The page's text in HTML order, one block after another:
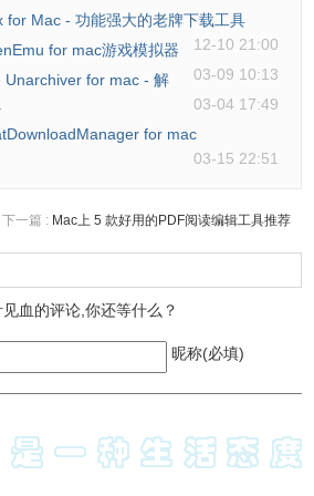
。
for Mac - 功能强大的老牌下载工具
12-10 21:00
for mac游戏模拟器
03-09 10:13
Unarchiver for mac - 解
03-04 17:49
for mac
03-15 22:51
下一篇 : Mac上 5 款好用的PDF阅读编辑工具推荐
血的评论,你还等什么？
昵称(必填)